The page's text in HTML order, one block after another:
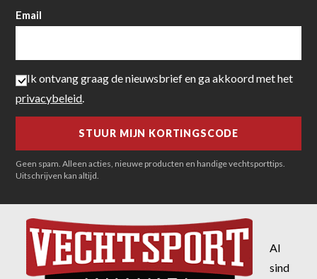
Email
Ik ontvang graag de nieuwsbrief en ga akkoord met het
privacybeleid
Geen spam. Alleen acties, nieuwe producten en handige vechtsporttips.
Uitschrijven kan altijd.
Al
sind